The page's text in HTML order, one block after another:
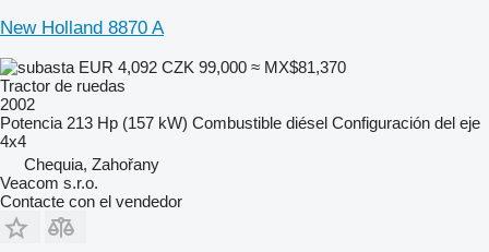
New Holland 8870 A
EUR 4,092 CZK 99,000 ≈ MX$81,370
Tractor de ruedas
2002
Potencia 213 Hp (157 kW) Combustible diésel Configuración del eje
4x4
Chequia, Zahořany
Veacom s.r.o.
Contacte con el vendedor